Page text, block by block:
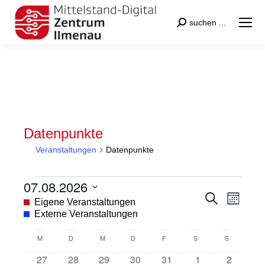
Search:
suchen ...
Datenpunkte
Veranstaltungen Datenpunkte
Veranstaltungen
und
Suche
Monat
07.08.2026
Datum
wählen.
Eigene Veranstaltungen
Externe Veranstaltungen
Kalender
von
M MONTAGD DIENSTAG
MMITTWOCH
D DONNERSTAG
F FREITAGSSAMSTAG
SSONNTAG
0
27
0
28
0
29
0
30
0
31
0
1
0
2